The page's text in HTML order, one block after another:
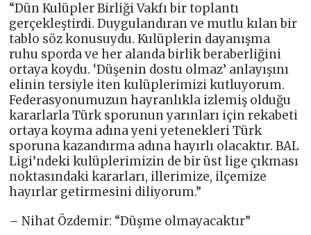
“Dün Kulüpler Birliği Vakfı bir toplantı
gerçekleştirdi. Duygulandıran ve mutlu kılan bir
tablo söz konusuydu. Kulüplerin dayanışma
ruhu sporda ve her alanda birlik beraberliğini
ortaya koydu. ‘Düşenin dostu olmaz’ anlayışını
elinin tersiyle iten kulüplerimizi kutluyorum.
Federasyonumuzun hayranlıkla izlemiş olduğu
kararlarla Türk sporunun yarınları için rekabeti
ortaya koyma adına yeni yetenekleri Türk
sporuna kazandırma adına hayırlı olacaktır. BAL
Ligi’ndeki kulüplerimizin de bir üst lige çıkması
noktasındaki kararları, illerimize, ilçemize
hayırlar getirmesini diliyorum.”
– Nihat Özdemir: “Düşme olmayacaktır”